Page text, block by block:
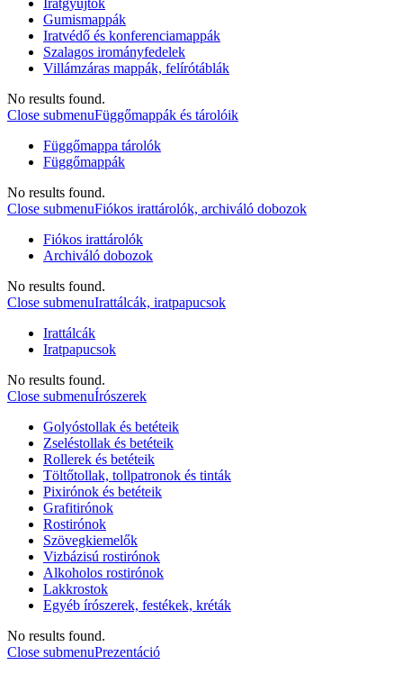
Iratgyűjtők
Gumismappák
Iratvédő és konferenciamappák
Szalagos irományfedelek
Villámzáras mappák, felírótáblák
No results found.
Close submenuFüggőmappák és tárolóik
Függőmappa tárolók
Függőmappák
No results found.
Close submenuFiókos irattárolók, archiváló dobozok
Fiókos irattárolók
Archiváló dobozok
No results found.
Close submenuIrattálcák, iratpapucsok
Irattálcák
Iratpapucsok
No results found.
Close submenuÍrószerek
Golyóstollak és betéteik
Zseléstollak és betéteik
Rollerek és betéteik
Töltőtollak, tollpatronok és tinták
Pixirónok és betéteik
Grafitirónok
Rostirónok
Szövegkiemelők
Vizbázisú rostirónok
Alkoholos rostirónok
Lakkrostok
Egyéb írószerek, festékek, kréták
No results found.
Close submenuPrezentáció